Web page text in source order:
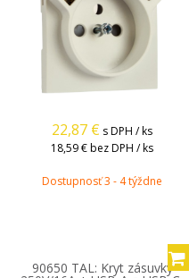
22,87 € s DPH / ks
18,59 €bez DPH / ks
Dostupnosť 3 - 4 týždne
90650 TAL: Kryt zásuvky